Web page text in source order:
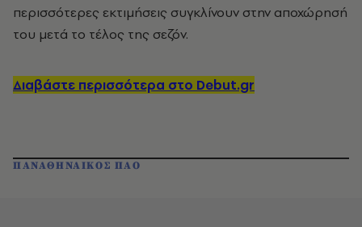
περισσότερες εκτιμήσεις συγκλίνουν στην αποχώρησή
του μετά το τέλος της σεζόν.
Διαβάστε περισσότερα στο Debut.gr
ΠΑΝΑΘΗΝΑΙΚΟΣ ΠΑΟ